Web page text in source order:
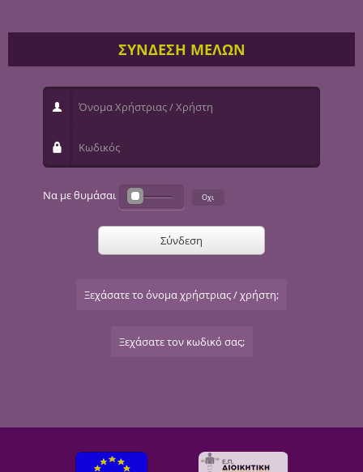
ΣΥΝΔΕΣΗ ΜΕΛΩΝ
Όνομα Χρήστριας / Χρήστη
Κωδικός
Να με θυμάσαι
Σύνδεση
Ξεχάσατε το όνομα χρήστριας / χρήστη;
Ξεχάσατε τον κωδικό σας;